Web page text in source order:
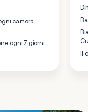
camera,
ogni 7 giorni.
Il